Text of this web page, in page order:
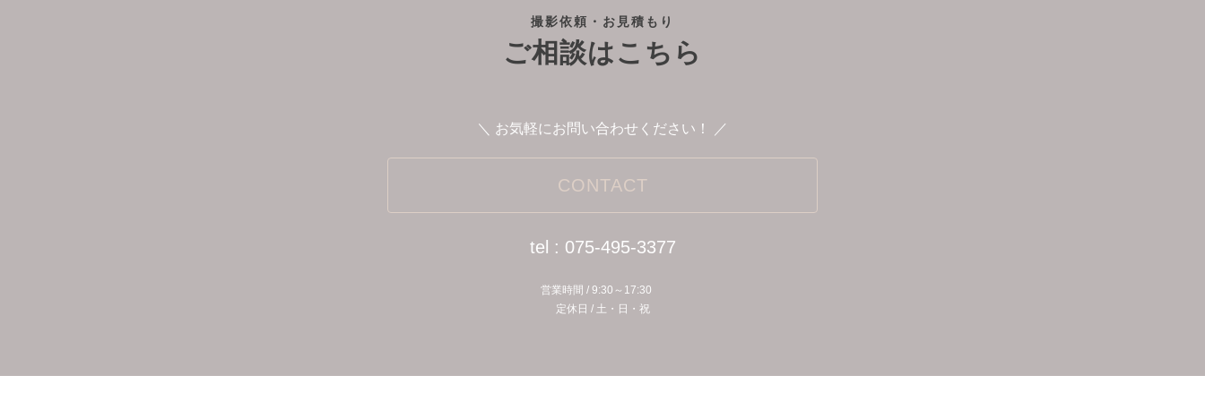
撮影依頼・お見積もり
ご相談はこちら
＼ お気軽にお問い合わせください！ ／
CONTACT
tel : 075-495-3377
営業時間 / 9:30～17:30
定休⽇ / ⼟・⽇・祝